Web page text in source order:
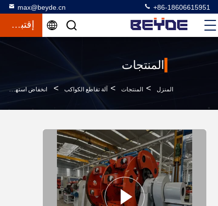
max@beyde.cn +86-18606615951
إقتباس
المنتجات
المنزل > المنتجات > آلة تقاطع الكواكب > انخفاض استهلاك الطاقة الكواكب ستراندر JLY-300/1 + 6 + 12 + 18 + 24 ABS Bobbin PN300